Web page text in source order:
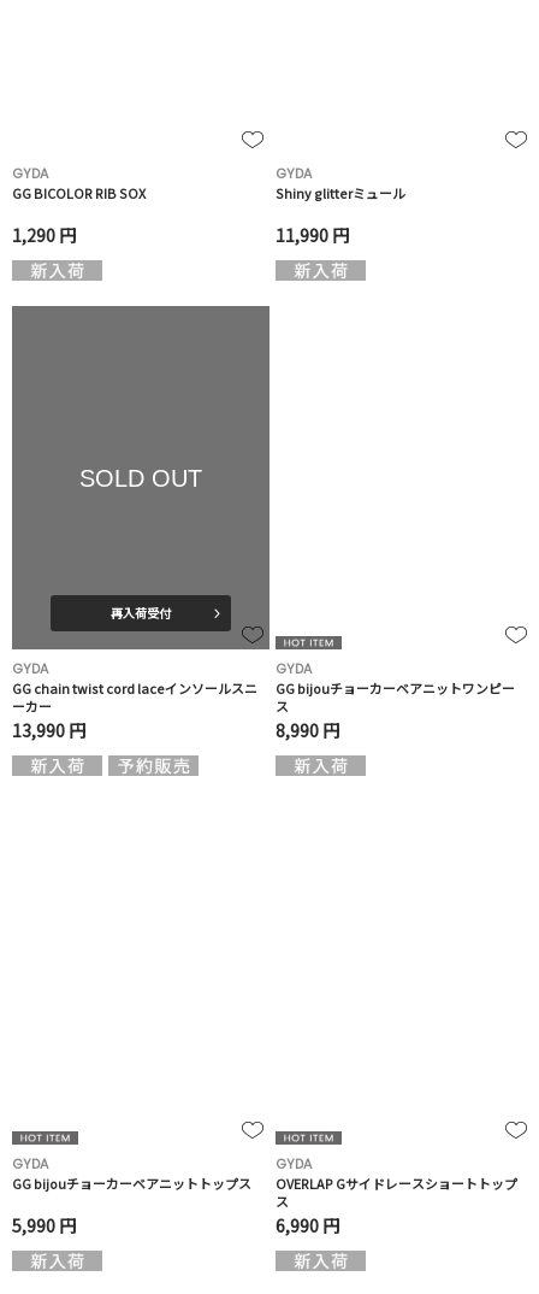
GYDA
GG BICOLOR RIB SOX
1,290 円
GYDA
Shiny glitterミュール
11,990 円
SOLD OUT
再入荷受付
GYDA
GG chain twist cord laceインソールスニ
ーカー
13,990 円
GYDA
GG bijouチョーカーベアニットワンピー
ス
8,990 円
GYDA
GG bijouチョーカーベアニットトップス
5,990 円
GYDA
OVERLAP Gサイドレースショートトップ
ス
6,990 円